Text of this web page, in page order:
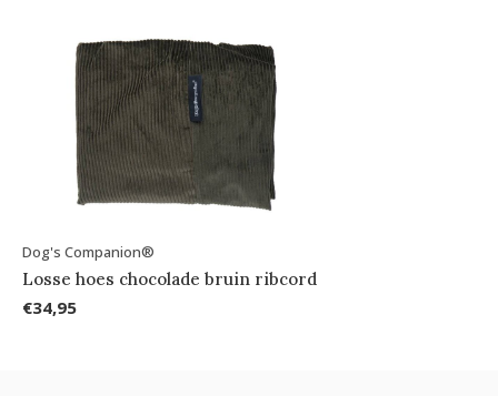
Dog's Companion®
Losse hoes chocolade bruin ribcord
€34,95